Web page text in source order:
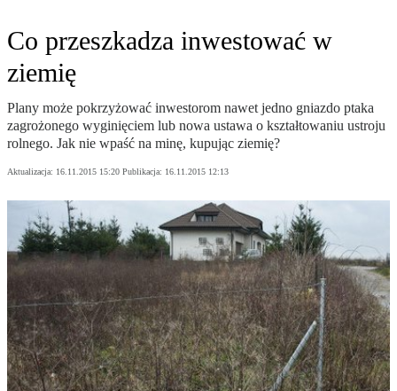
Co przeszkadza inwestować w
ziemię
Plany może pokrzyżować inwestorom nawet jedno gniazdo ptaka
zagrożonego wyginięciem lub nowa ustawa o kształtowaniu ustroju
rolnego. Jak nie wpaść na minę, kupując ziemię?
Aktualizacja: 16.11.2015 15:20 Publikacja: 16.11.2015 12:13